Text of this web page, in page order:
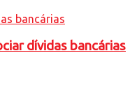
dívidas bancárias